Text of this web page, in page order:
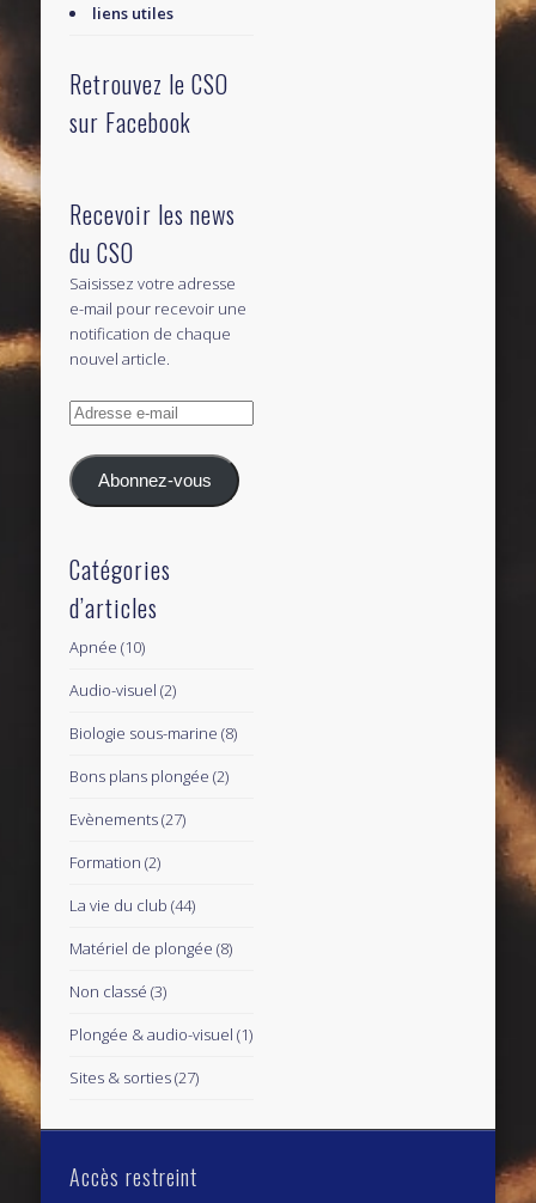
liens utiles
Retrouvez le CSO
sur Facebook
Recevoir les news
du CSO
Saisissez votre adresse
e-mail pour recevoir une
notification de chaque
nouvel article.
Adresse
mail
Abonnez-vous
Catégories
d’articles
Apnée (10)
Audio-visuel (2)
Biologie sous-marine (8)
Bons plans plongée (2)
Evènements(27)
Formation (2)
La vie du club (44)
Matériel de plongée (8)
Non classé (3)
Plongée & audio-visuel (1)
Sites & sorties(27)
Accès restreint